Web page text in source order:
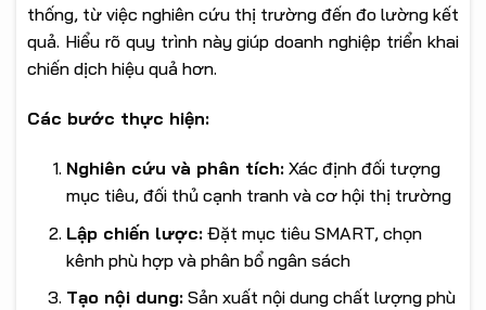
thống, từ việc nghiên cứu thị trường đến đo lường kết
quả. Hiểu rõ quy trình này giúp doanh nghiệp triển khai
chiến dịch hiệu quả hơn.
Các bước thực hiện:
Nghiên cứu và phân tích:Xác định đối tượng
mục tiêu, đối thủ cạnh tranh và cơ hội thị trường
Lập chiến lược:Đặt mục tiêu SMART, chọn
kênh phù hợp và phân bổ ngân sách
Tạo nội dung:Sản xuất nội dung chất lượng phù